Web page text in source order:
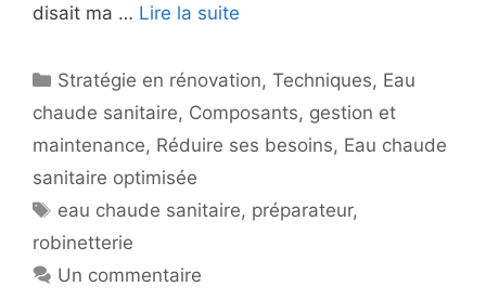
disait ma … Lire la suite
Catégories
Stratégie en rénovation,Techniques, Eau
chaude sanitaire, Composants, gestion et
maintenance, Réduire ses besoins, Eau chaude
sanitaire optimisée
Étiquettes
eau chaude sanitaire, préparateur,
robinetterie
Un commentaire